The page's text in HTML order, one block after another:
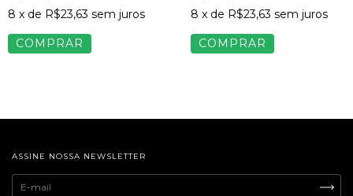
8 x de R$23,63 sem juros
COMPRAR
8 x de R$23,63 sem juros
COMPRAR
ASSINE NOSSA NEWSLETTER